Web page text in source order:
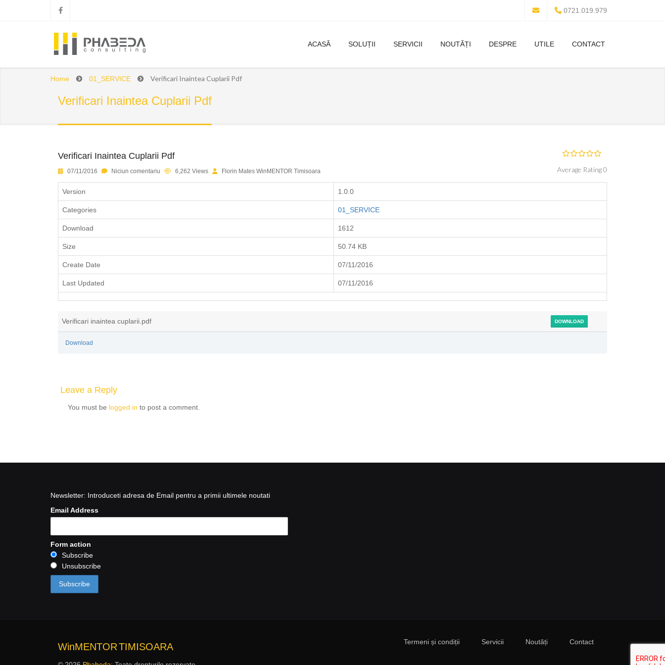
0721.019.979
ACASĂ SOLUȚII SERVICII NOUTĂȚI DESPRE UTILE CONTACT
Verificari Inaintea Cuplarii Pdf
Home 01_SERVICE Verificari Inaintea Cuplarii Pdf
Verificari Inaintea Cuplarii Pdf
1 2 3 4 5
Average Rating 0
07/11/2016 Niciun comentariu 6,262 Views Florin Mates WinMENTOR Timisoara
Version 1.0.0
Categories 01_SERVICE
Download 1612
Size 50.74 KB
Create Date 07/11/2016
Last Updated 07/11/2016
Verificari inaintea cuplarii.pdf DOWNLOAD
Download
Leave a Reply
You must be logged in to post a comment.
Newsletter: Introduceti adresa de Email pentru a primii ultimele noutati
Email Address
Form action
Subscribe
Unsubscribe
WinMENTORTIMISOARA Termeni și condiții Servicii Noutăți Contact